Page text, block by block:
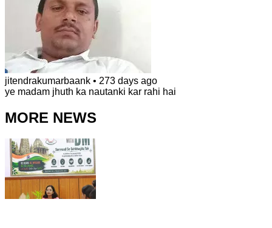
jitendrakumarbaank • 273 days ago
ye madam jhuth ka nautanki kar rahi hai
MORE NEWS